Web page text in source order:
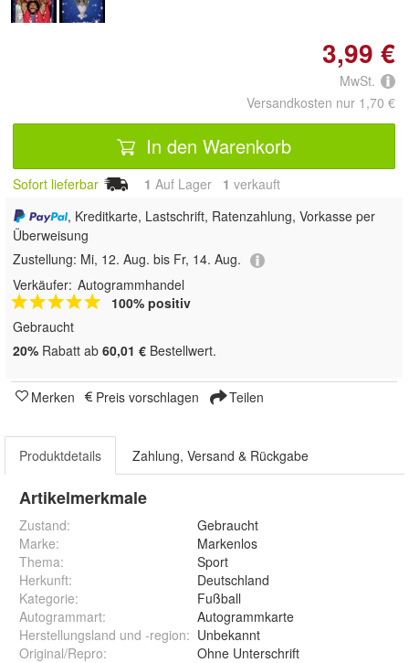
3,99 €
MwSt.
Versandkosten nur 1,70 €
In den Warenkorb
Sofort lieferbar 1 Auf Lager 1 verkauft
, Kreditkarte, Lastschrift, Ratenzahlung, Vorkasse per
Überweisung
Zustellung: Mi, 12. Aug. bis Fr, 14. Aug.
Verkäufer: Autogrammhandel
100% positiv
Gebraucht
20% Rabatt ab 60,01 € Bestellwert.
Merken Preis vorschlagen Teilen
Produktdetails Zahlung, Versand & Rückgabe
Artikelmerkmale
Zustand:
Gebraucht
Marke:
Markenlos
Thema:
Sport
Herkunft:
Deutschland
Kategorie:
Fußball
Autogrammart:
Autogrammkarte
Herstellungsland und -region: Unbekannt
Original/Repro: Ohne Unterschrift